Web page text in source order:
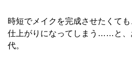
時短でメイクを完成させたくて
仕上がりになってしまう……と、
代。